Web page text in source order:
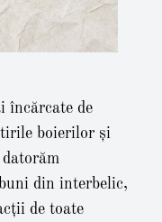
încărcate de
boierilor și
din interbelic,
de toate